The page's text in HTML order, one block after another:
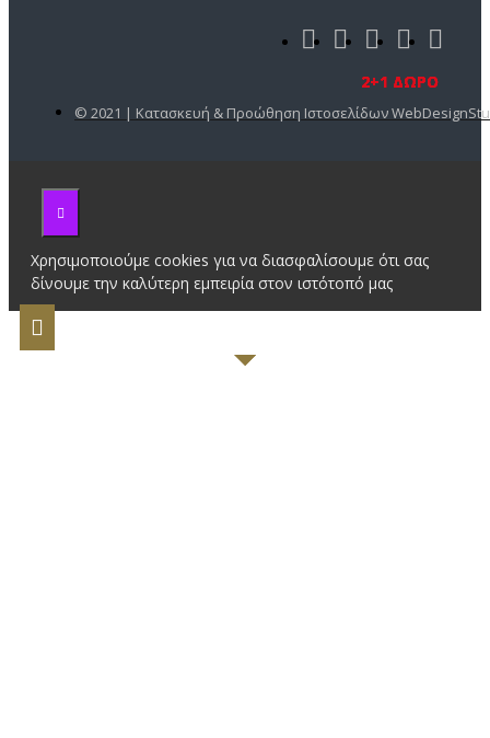
2+1 ΔΩΡΟ
2+1 ΔΩΡΟ
2+1 ΔΩΡΟ
2+1 ΔΩΡΟ
2+1 ΔΩΡΟ
© 2021 | Κατασκευή & Προώθηση Ιστοσελίδων
Χρησιμοποιούμε cookies για να διασφαλίσουμε ότι σας
δίνουμε την καλύτερη εμπειρία στον ιστότοπό μας